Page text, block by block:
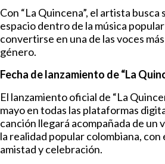
Con “La Quincena”, el artista
espacio dentro de la música
convertirse en una de las voces
género.
Fecha de lanzamiento de “La
El lanzamiento oficial de “La
mayo en todas las plataformas
canción llegará acompañada de un
la realidad popular colombiana, con
amistad y celebración.